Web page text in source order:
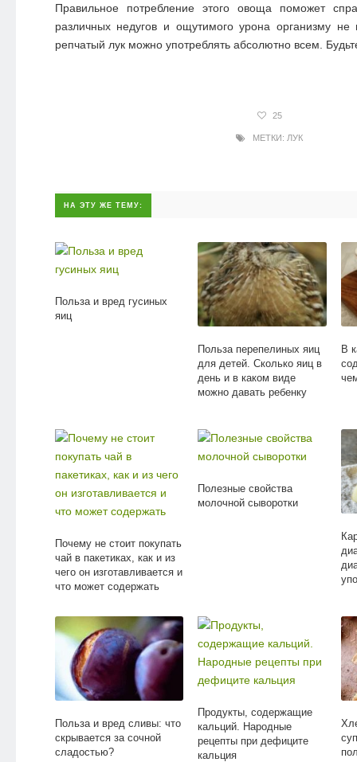
Правильное потребление этого овоща поможет
различных недугов и ощутимого урона организму не
репчатый лук можно употреблять абсолютно всем.
25
МЕТКИ: ЛУК
НА ЭТУ ЖЕ ТЕМУ:
Польза и вред гусиных
яиц
Польза перепелиных яиц
для детей. Сколько яиц в
день и в каком виде
можно давать ребенку
В
Почему не стоит покупать
чай в пакетиках, как и из
чего он изготавливается и
что может содержать
Полезные свойства
молочной сыворотки
Польза и вред сливы: что
скрывается за сочной
сладостью?
Продукты, содержащие
кальций. Народные
рецепты при дефиците
кальция